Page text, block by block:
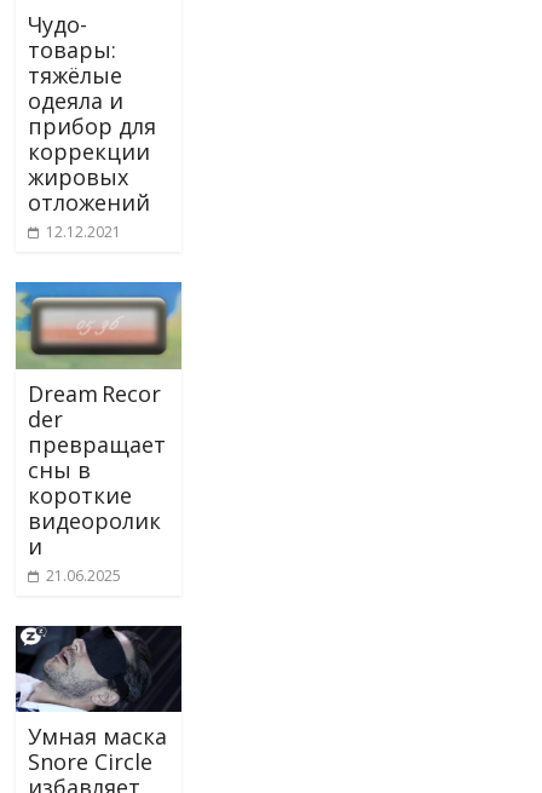
Чудо-
товары:
тяжёлые
одеяла и
прибор для
коррекции
жировых
отложений
12.12.2021
Dream Recor
der
превращает
сны в
короткие
видеоролик
и
21.06.2025
Умная маска
Snore Circle